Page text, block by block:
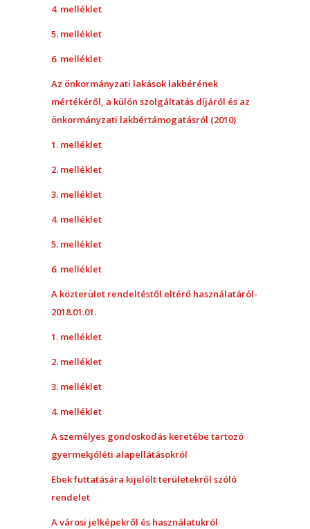
4. melléklet
5. melléklet
6. melléklet
Az önkormányzati lakások lakbérének
mértékéről, a külön szolgáltatás díjáról és az
önkormányzati lakbértámogatásról (2010)
1. melléklet
2. melléklet
3. melléklet
4. melléklet
5. melléklet
6. melléklet
A közterület rendeltéstől eltérő használatáról-
2018.01.01.
1. melléklet
2. melléklet
3. melléklet
4. melléklet
A személyes gondoskodás keretébe tartozó
gyermekjóléti alapellátásokról
Ebek futtatására kijelölt területekről szóló
rendelet
A városi jelképekről és használatukról